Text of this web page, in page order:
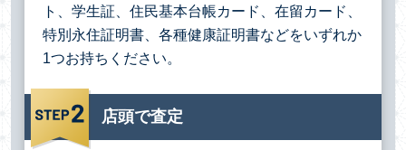
ト、学生証、住民基本台帳カード、在留カード、
特別永住証明書、各種健康証明書などをいずれか
1つお持ちください。
店頭で査定